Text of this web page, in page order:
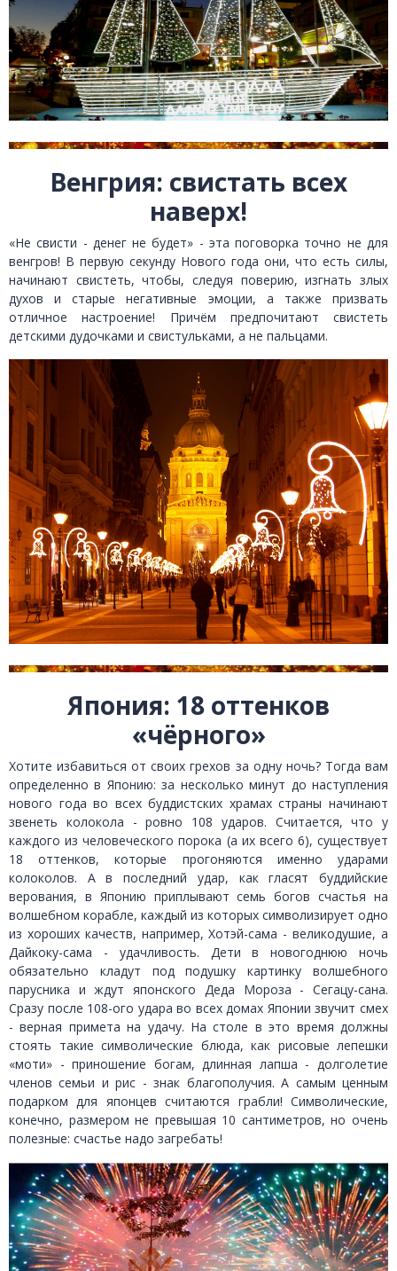
Венгрия: свистать всех
наверх!
«Не свисти - денег не будет» - эта поговорка точно не для
венгров! В первую секунду Нового года они, что есть силы,
начинают свистеть, чтобы, следуя поверию, изгнать злых
духов и старые негативные эмоции, а также призвать
отличное настроение! Причём предпочитают свистеть
детскими дудочками и свистульками, а не пальцами.
Япония: 18 оттенков
«чёрного»
Хотите избавиться от своих грехов за одну ночь? Тогда вам
определенно в Японию: за несколько минут до наступления
нового года во всех буддистских храмах страны начинают
звенеть колокола - ровно 108 ударов. Считается, что у
каждого из человеческого порока (а их всего 6), существует
18 оттенков, которые прогоняются именно ударами
колоколов. А в последний удар, как гласят буддийские
верования, в Японию приплывают семь богов счастья на
волшебном корабле, каждый из которых символизирует одно
из хороших качеств, например, Хотэй-сама - великодушие, а
Дайкоку-сама - удачливость. Дети в новогоднюю ночь
обязательно кладут под подушку картинку волшебного
парусника и ждут японского Деда Мороза - Сегацу-сана.
Сразу после 108-ого удара во всех домах Японии звучит смех
- верная примета на удачу. На столе в это время должны
стоять такие символические блюда, как рисовые лепешки
«моти» - приношение богам, длинная лапша - долголетие
членов семьи и рис - знак благополучия. А самым ценным
подарком для японцев считаются грабли! Символические,
конечно, размером не превышая 10 сантиметров, но очень
полезные: счастье надо загребать!